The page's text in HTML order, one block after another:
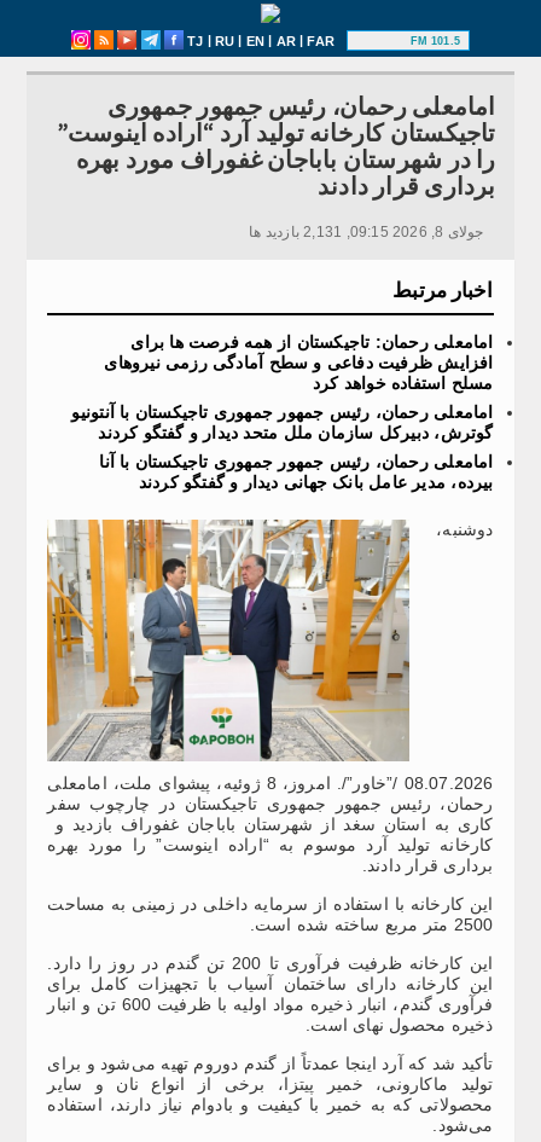
TJ | RU | EN | AR|FAR 101.5 FM
امامعلی رحمان، رئیس جمهور جمهوری
تاجیکستان کارخانه تولید آرد “اراده اینوست”
را در شهرستان باباجان غفوراف مورد بهره
برداری قرار دادند
جولای 8, 2026 09:15, 2,131 بازدید ها
اخبار مرتبط
امامعلی رحمان: تاجیکستان از همه فرصت ها برای
افزایش ظرفیت دفاعی و سطح آمادگی رزمی نیروهای
مسلح استفاده خواهد کرد
امامعلی رحمان، رئیس جمهور جمهوری تاجیکستان با آنتونیو
گوترش، دبیرکل سازمان ملل متحد دیدار و گفتگو کردند
امامعلی رحمان، رئیس جمهور جمهوری تاجیکستان با آنا
بیرده، مدیر عامل بانک جهانی دیدار و گفتگو کردند
دوشنبه،
08.07.2026 /”خاور”/. امروز، 8 ژوئیه، پیشوای ملت، امامعلی
رحمان، رئیس جمهور جمهوری تاجیکستان در چارچوب سفر
کاری به استان سغد از شهرستان باباجان غفوراف بازدید و
کارخانه تولید آرد موسوم به “اراده اینوست” را مورد بهره
برداری قرار دادند.
این کارخانه با استفاده از سرمایه داخلی در زمینی به مساحت
2500 متر مربع ساخته شده است.
این کارخانه ظرفیت فرآوری تا 200 تن گندم در روز را دارد.
این کارخانه دارای ساختمان آسیاب با تجهیزات کامل برای
فرآوری گندم، انبار ذخیره مواد اولیه با ظرفیت 600 تن و انبار
ذخیره محصول نهای است.
تأکید شد که آرد اینجا عمدتاً از گندم دوروم تهیه می‌شود و برای
تولید ماکارونی، خمیر پیتزا، برخی از انواع نان و سایر
محصولاتی که به خمیر با کیفیت و بادوام نیاز دارند، استفاده
می‌شود.